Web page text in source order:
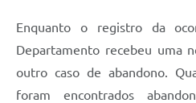
Enquanto o registro da
Departamento recebeu uma
outro caso de abandono.
foram encontrados